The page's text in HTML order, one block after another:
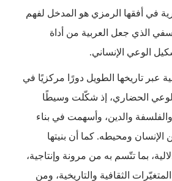
في أفقها الرمزي هو المدخل لفهم
الذي جعل العربية من أداة
الوعي الإنساني.
عبر تاريخها الطويل دورًا مركزيًا في
الحضاري، إذ شكّلت وسيطًا
والفلسفة والدين، وأسهمت في بناء
ومحيطه. كما أن بنيتها
بما تتّسم به من مرونة وإنتاجية،
الثقافية والتاريخية، ومن